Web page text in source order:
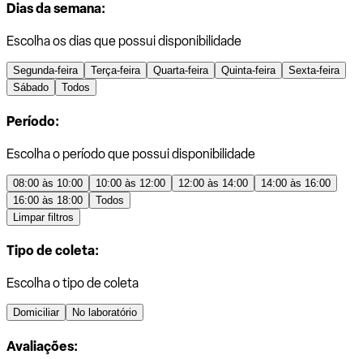
Dias da semana:
Escolha os dias que possui disponibilidade
Segunda-feira Terça-feira Quarta-feira Quinta-feira
Sexta-feira
Sábado
Todos
Período:
Escolha o período que possui disponibilidade
08:00 às 10:00 10:00 às 12:00 12:00 às 14:00
14:00 às 16:00
16:00 às 18:00
Todos
Limpar filtros
Tipo de coleta:
Escolha o tipo de coleta
Domiciliar No laboratório
Avaliações: